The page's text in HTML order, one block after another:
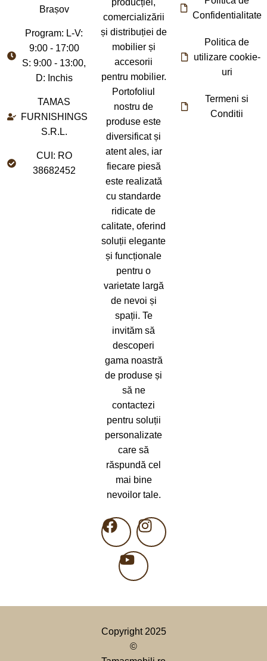
Brașov
Program: L-V:
9:00 - 17:00
S: 9:00 - 13:00,
D: Inchis
TAMAS
FURNISHINGS
S.R.L.
CUI: RO
38682452
comercializării
și distribuției de
mobilier și
accesorii
pentru mobilier.
Portofoliul
nostru de
produse este
diversificat și
atent ales, iar
fiecare piesă
este realizată
cu standarde
ridicate de
calitate, oferind
soluții elegante
și funcționale
pentru o
varietate largă
de nevoi și
spații. Te
invităm să
descoperi
gama noastră
de produse și
să ne
contactezi
pentru soluții
personalizate
care să
răspundă cel
mai bine
nevoilor tale.
Confidentialitate
Politica de
utilizare cookie-
uri
Termeni si
Conditii
Copyright 2025
©